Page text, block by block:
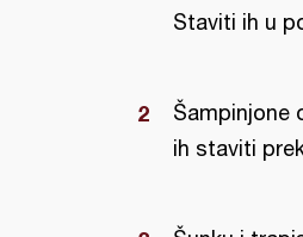
Staviti ih u
Šampinjone
ih staviti